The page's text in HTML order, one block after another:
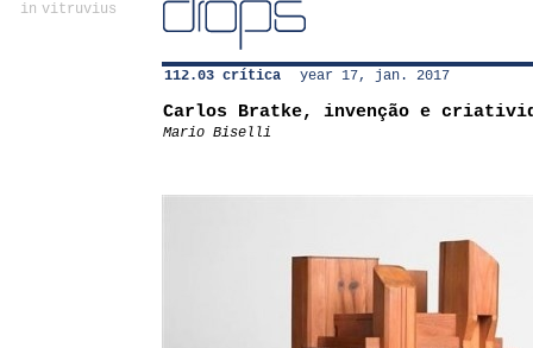
in vitruvius
112.03 crítica year 17, jan. 2017
Carlos Bratke, invenção e
Mario Biselli